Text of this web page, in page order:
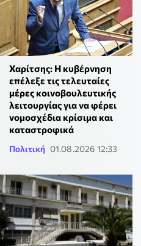
Χαρίτσης: Η κυβέρνηση
επέλεξε τις τελευταίες
μέρες κοινοβουλευτικής
λειτουργίας για να φέρει
νομοσχέδια κρίσιμα και
καταστροφικά
Πολιτική 01.08.2026 12:33